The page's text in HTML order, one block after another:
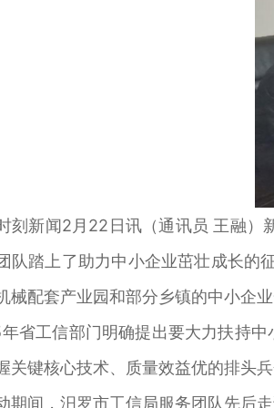
新闻2月22日讯（通讯员 王融）新
队踏上了助力中小企业茁壮成长的
械配套产业园和部分乡镇的中小企
工信部门明确提出要大力扶持中
关键核心技术、质量效益优的排头
间，汨罗市工信局服务团队先后走